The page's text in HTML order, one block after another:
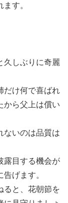
す。
久しぶりに奇麗
だけ何で喜ばれ
から父上は償い
ないのは品質は
露目する機会が
げます。
ると、花朝節を